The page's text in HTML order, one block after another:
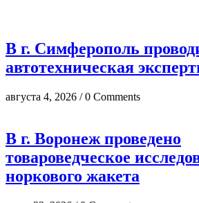
В г. Симферополь
автотехническая
августа 4, 2026 / 0 Comments
В г. Воронеж проведено
товароведческое
норкового жакета